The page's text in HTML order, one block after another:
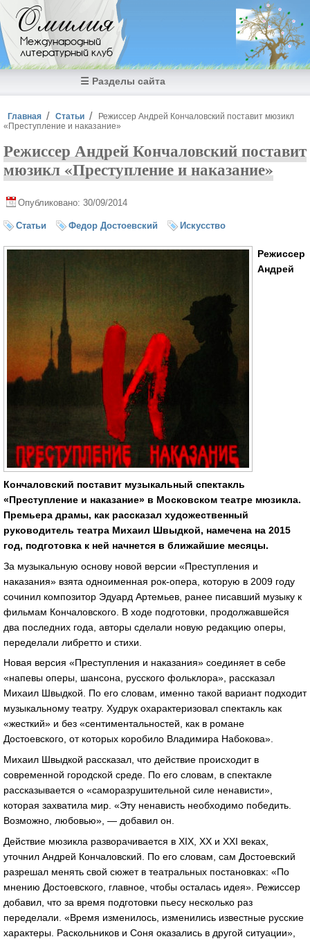
Перейти к основному содержанию
Омилия
Международный
литературный клуб
☰ Разделы сайта
Вы здесь
Главная Статьи
Режиссер Андрей Кончаловский поставит мюзикл
«Преступление и наказание»
Режиссер Андрей Кончаловский поставит
мюзикл «Преступление и наказание»
Опубликовано: 30/09/2014
Статьи Федор Достоевский Искусство
Режиссер
Андрей
Кончаловский поставит музыкальный спектакль
«Преступление и наказание» в Московском театре мюзикла.
Премьера драмы, как рассказал художественный
руководитель театра Михаил Швыдкой, намечена на 2015
год, подготовка к ней начнется в ближайшие месяцы.
За музыкальную основу новой версии «Преступления и
наказания» взята одноименная рок-опера, которую в 2009 году
сочинил композитор Эдуард Артемьев, ранее писавший музыку к
фильмам Кончаловского. В ходе подготовки, продолжавшейся
два последних года, авторы сделали новую редакцию оперы,
переделали либретто и стихи.
Новая версия «Преступления и наказания» соединяет в себе
«напевы оперы, шансона, русского фольклора», рассказал
Михаил Швыдкой. По его словам, именно такой вариант подходит
музыкальному театру. Худрук охарактеризовал спектакль как
«жесткий» и без «сентиментальностей, как в романе
Достоевского, от которых коробило Владимира Набокова».
Михаил Швыдкой рассказал, что действие происходит в
современной городской среде. По его словам, в спектакле
рассказывается о «саморазрушительной силе ненависти»,
которая захватила мир. «Эту ненависть необходимо победить.
Возможно, любовью», — добавил он.
Действие мюзикла разворачивается в XIX, XX и XXI веках,
уточнил Андрей Кончаловский. По его словам, сам Достоевский
разрешал менять свой сюжет в театральных постановках: «По
мнению Достоевского, главное, чтобы осталась идея». Режиссер
добавил, что за время подготовки пьесу несколько раз
переделали. «Время изменилось, изменились известные русские
характеры. Раскольников и Соня оказались в другой ситуации»,